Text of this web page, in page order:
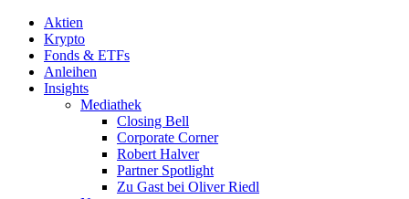
Aktien
Krypto
Fonds & ETFs
Anleihen
Insights
Mediathek
Closing Bell
Corporate Corner
Robert Halver
Partner Spotlight
Zu Gast bei Oliver Riedl